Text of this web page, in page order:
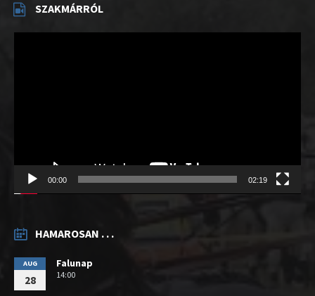
SZAKMÁRRÓL
00:00 02:19
HAMAROSAN . . .
AUG
28
Falunap
14:00